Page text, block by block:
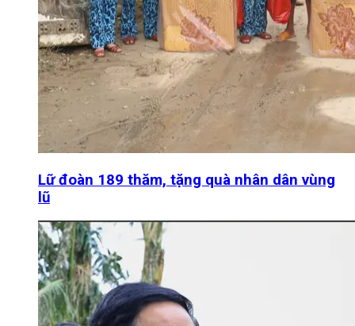
Lữ đoàn 189 thăm, tặng quà nhân dân vùng
lũ